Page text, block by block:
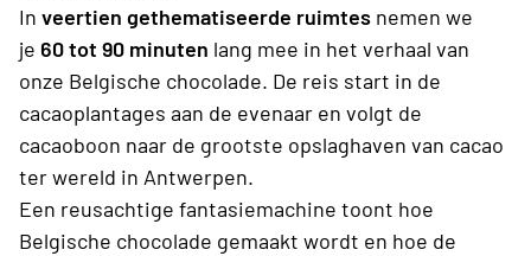
In veertien gethematiseerde ruimtes nemen we
je 60 tot 90 minuten lang mee in het verhaal van
onze Belgische chocolade. De reis start in de
cacaoplantages aan de evenaar en volgt de
cacaoboon naar de grootste opslaghaven van cacao
ter wereld in Antwerpen.
Een reusachtige fantasiemachine toont hoe
Belgische chocolade gemaakt wordt en hoe de